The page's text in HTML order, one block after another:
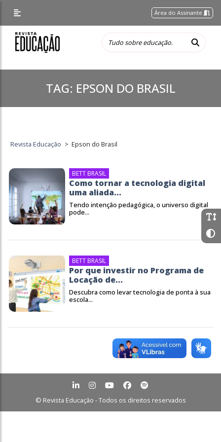
Área do Assinante
TAG: EPSON DO BRASIL
Revista Educação > Epson do Brasil
BETT BRASIL
Como tornar a tecnologia digital
uma aliada...
Tendo intenção pedagógica, o universo digital
pode...
BETT BRASIL
Por que investir no Programa de
Locação de...
Descubra como levar tecnologia de ponta à sua
escola...
© Revista Educação - Todos os direitos reservados